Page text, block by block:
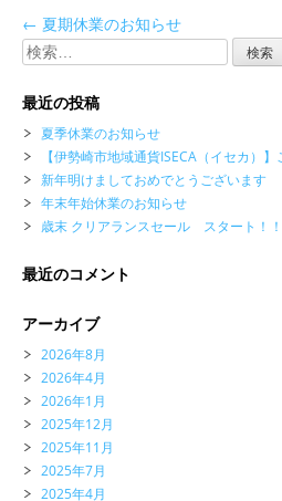
← 夏期休業のお知らせ
検
最近の投稿
夏季休業のお知らせ
【伊勢崎市地域通貨ISECA（イセカ）
新年明けましておめでとうございます
年末年始休業のお知らせ
歳末 クリアランスセール スタート！！
最近のコメント
アーカイブ
2026年8月
2026年4月
2026年1月
2025年12月
2025年11月
2025年7月
2025年4月